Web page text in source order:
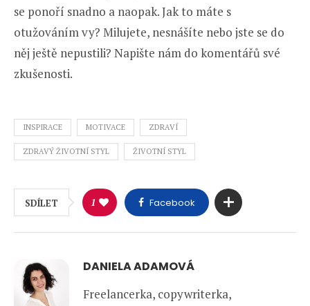
se ponoří snadno a naopak. Jak to máte s
otužováním vy? Milujete, nesnášíte nebo jste se do
něj ještě nepustili? Napište nám do komentářů své
zkušenosti.
INSPIRACE MOTIVACE ZDRAVÍ
ZDRAVÝ ŽIVOTNÍ STYL ŽIVOTNÍ STYL
SDÍLET 1 Facebook
DANIELA ADAMOVÁ
Freelancerka, copywriterka,